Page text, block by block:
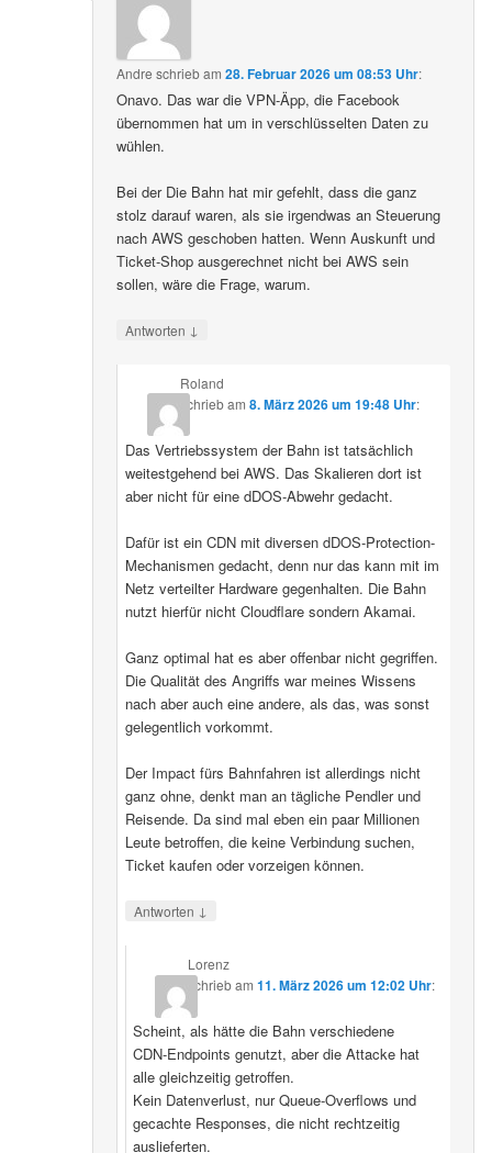
Andre schriebam28. Februar 2026 um 08:53 Uhr:
Onavo. Das war die VPN-Äpp, die Facebook
übernommen hat um in verschlüsselten Daten zu
wühlen.
Bei der Die Bahn hat mir gefehlt, dass die ganz
stolz darauf waren, als sie irgendwas an Steuerung
nach AWS geschoben hatten. Wenn Auskunft und
Ticket-Shop ausgerechnet nicht bei AWS sein
sollen, wäre die Frage, warum.
Antworten ↓
Roland
schriebam 8. März 2026 um 19:48 Uhr:
Das Vertriebssystem der Bahn ist tatsächlich
weitestgehend bei AWS. Das Skalieren dort ist
aber nicht für eine dDOS-Abwehr gedacht.
Dafür ist ein CDN mit diversen dDOS-Protection-
Mechanismen gedacht, denn nur das kann mit im
Netz verteilter Hardware gegenhalten. Die Bahn
nutzt hierfür nicht Cloudflare sondern Akamai.
Ganz optimal hat es aber offenbar nicht gegriffen.
Die Qualität des Angriffs war meines Wissens
nach aber auch eine andere, als das, was sonst
gelegentlich vorkommt.
Der Impact fürs Bahnfahren ist allerdings nicht
ganz ohne, denkt man an tägliche Pendler und
Reisende. Da sind mal eben ein paar Millionen
Leute betroffen, die keine Verbindung suchen,
Ticket kaufen oder vorzeigen können.
Antworten ↓
Lorenz
schriebam11. März 2026 um 12:02 Uhr:
Scheint, als hätte die Bahn verschiedene
CDN‑Endpoints genutzt, aber die Attacke hat
alle gleichzeitig getroffen.
Kein Datenverlust, nur Queue‑Overflows und
gecachte Responses, die nicht rechtzeitig
auslieferten.